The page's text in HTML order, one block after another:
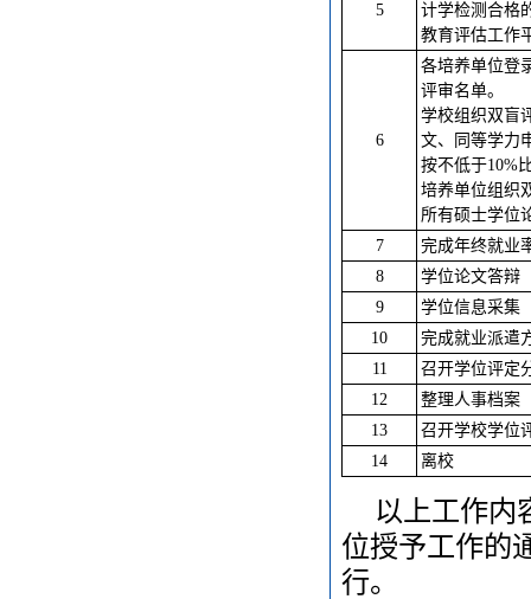
5
计学检测合格
教育评估工作
6
各培养单位登
评审名单。
学校组织双盲
文、同等学力
按不低于10%
培养单位组织
所有硕士学位
7
完成年终就业
8
学位论文答辩
9
学位信息采集
10
完成就业派遣
11
召开学位评定
12
整理人事档案
13
召开学校学位
14
离校
以上工作内
位授予工作的
行。